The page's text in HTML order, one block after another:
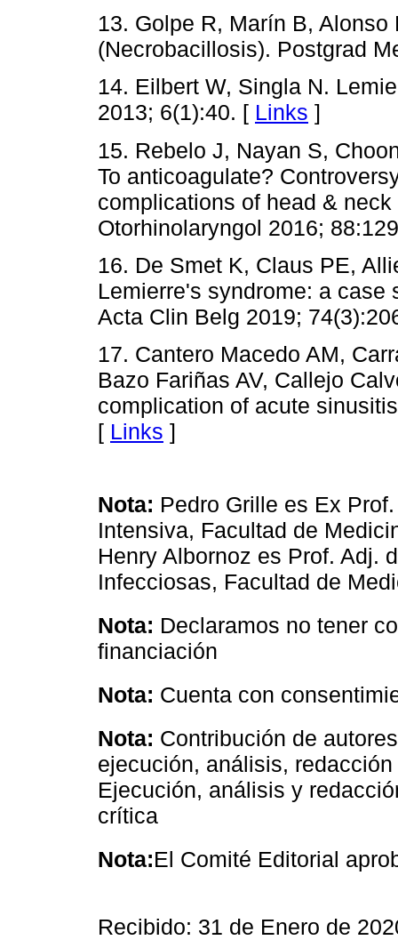
13. Golpe R, Marín B,
(Necrobacillosis). Postgrad
14. Eilbert W, Singla N.
2013; 6(1):40. [ Links ]
15. Rebelo J, Nayan S,
To anticoagulate?
complications of head &
Otorhinolaryngol 2016;
16. De Smet K, Claus PE,
Lemierre's syndrome: a case
Acta Clin Belg 2019;
17. Cantero Macedo AM,
Bazo Fariñas AV, Callejo
complication of acute
[ Links ]
Nota: Pedro Grille es Ex
Intensiva, Facultad de
Henry Albornoz es Prof. Adj.
Infecciosas, Facultad de
Nota: Declaramos no tener
financiación
Nota: Cuenta con
Nota: Contribución de
ejecución, análisis,
Ejecución, análisis y
crítica
Nota:El Comité Editorial
Recibido: 31 de Enero de